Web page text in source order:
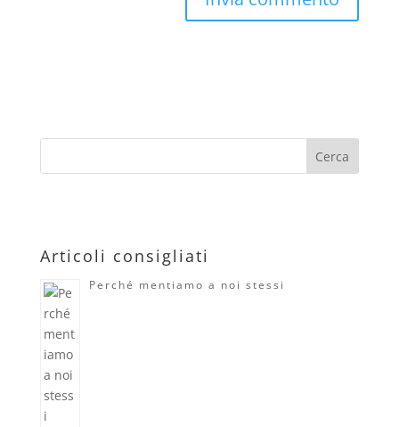
Articoli consigliati
Perché mentiamo a noi stessi